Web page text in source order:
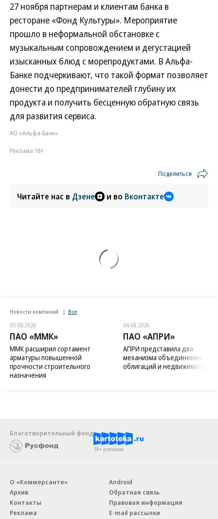
27 ноября партнерам и клиентам банка в
ресторане «Фонд Культуры». Мероприятие
прошло в неформальной обстановке с
музыкальным сопровождением и дегустацией
изысканных блюд с морепродуктами. В Альфа-
Банке подчеркивают, что такой формат позволяет
донести до предпринимателей глубину их
продукта и получить бесценную обратную связь
для развития сервиса.
АО «Альфа-Банк»
Реклама 18+
Поделиться
Читайте нас в Дзене и во Вконтакте
Новости компаний Все
05.08.2026
ПАО «ММК»
ММК расширил сортамент
арматуры повышенной
прочности строительного
назначения
04.08.2026
ПАО «АПРИ»
АПРИ представила два
механизма объединения
облигаций и недвижимости
Благотворительный фонд
18+ реклама
О «Коммерсанте»
Архив
Контакты
Реклама
Android
Обратная связь
Правовая информация
E-mail рассылки